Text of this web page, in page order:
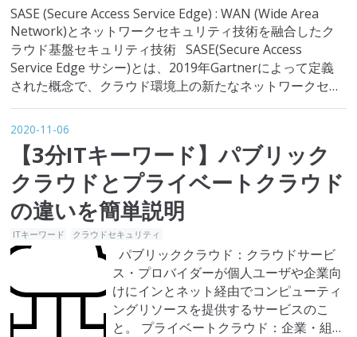
SASE (Secure Access Service Edge) : WAN (Wide Area
Network)とネットワークセキュリティ技術を融合したク
ラウド基盤セキュリティ技術 SASE(Secure Access
Service Edge サシー)とは、2019年Gartnerによって定義
された概念で、クラウド環境上の新たなネットワークセキ
ュリティ技術のことです。簡単に説明しますと…
2020-11-06
【3分ITキーワード】パブリック
クラウドとプライベートクラウド
の違いを簡単説明
ITキーワード クラウドセキュリティ
パブリッククラウド：クラウドサービ
ス・プロバイダーが個人ユーザや企業向
けにインとネット経由でコンピューティ
ングリソースを提供するサービスのこ
と。 プライベートクラウド：企業・組織